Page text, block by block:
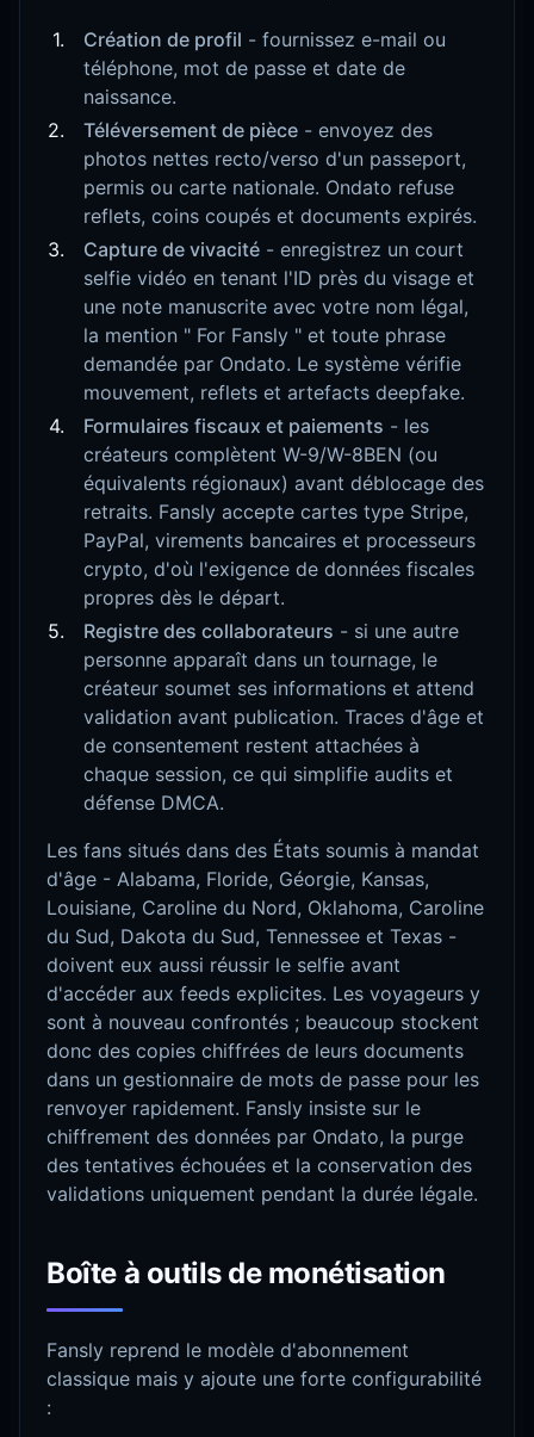
Création de profil - fournissez e-mail ou
téléphone, mot de passe et date de
naissance.
Téléversement de pièce- envoyez des
photos nettes recto/verso d'un passeport,
permis ou carte nationale. Ondato refuse
reflets, coins coupés et documents expirés.
Capture de vivacité- enregistrez un court
selfie vidéo en tenant l'ID près du visage et
une note manuscrite avec votre nom légal,
la mention " For Fansly " et toute phrase
demandée par Ondato. Le système vérifie
mouvement, reflets et artefacts deepfake.
Formulaires fiscaux et paiements - les
créateurs complètent W-9/W-8BEN (ou
équivalents régionaux) avant déblocage des
retraits. Fansly accepte cartes type Stripe,
PayPal, virements bancaires et processeurs
crypto, d'où l'exigence de données fiscales
propres dès le départ.
Registre des collaborateurs - si une autre
personne apparaît dans un tournage, le
créateur soumet ses informations et attend
validation avant publication. Traces d'âge et
de consentement restent attachées à
chaque session, ce qui simplifie audits et
défense DMCA.
Les fans situés dans des États soumis à mandat
d'âge - Alabama, Floride, Géorgie, Kansas,
Louisiane, Caroline du Nord, Oklahoma, Caroline
du Sud, Dakota du Sud, Tennessee et Texas -
doivent eux aussi réussir le selfie avant
d'accéder aux feeds explicites. Les voyageurs y
sont à nouveau confrontés ; beaucoup stockent
donc des copies chiffrées de leurs documents
dans un gestionnaire de mots de passe pour les
renvoyer rapidement. Fansly insiste sur le
chiffrement des données par Ondato, la purge
des tentatives échouées et la conservation des
validations uniquement pendant la durée légale.
Boîte à outils de monétisation
Fansly reprend le modèle d'abonnement
classique mais y ajoute une forte configurabilité
: